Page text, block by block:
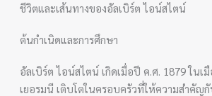
ชีวิตและเส้นทางของอัลเบิร์ต ไอน์สไตน์
ต้นกำเนิดและการศึกษา
อัลเบิร์ต ไอน์สไตน์ เกิดเมื่อปี ค.ศ. 1879 ในเ
เยอรมนี เติบโตในครอบครัวที่ให้ความสำคัญ